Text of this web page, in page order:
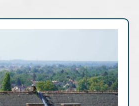
Archív cikkek